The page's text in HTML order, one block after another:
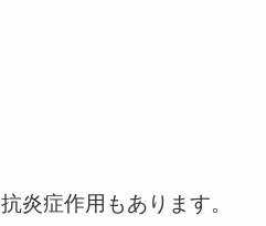
炎症作用もあります。